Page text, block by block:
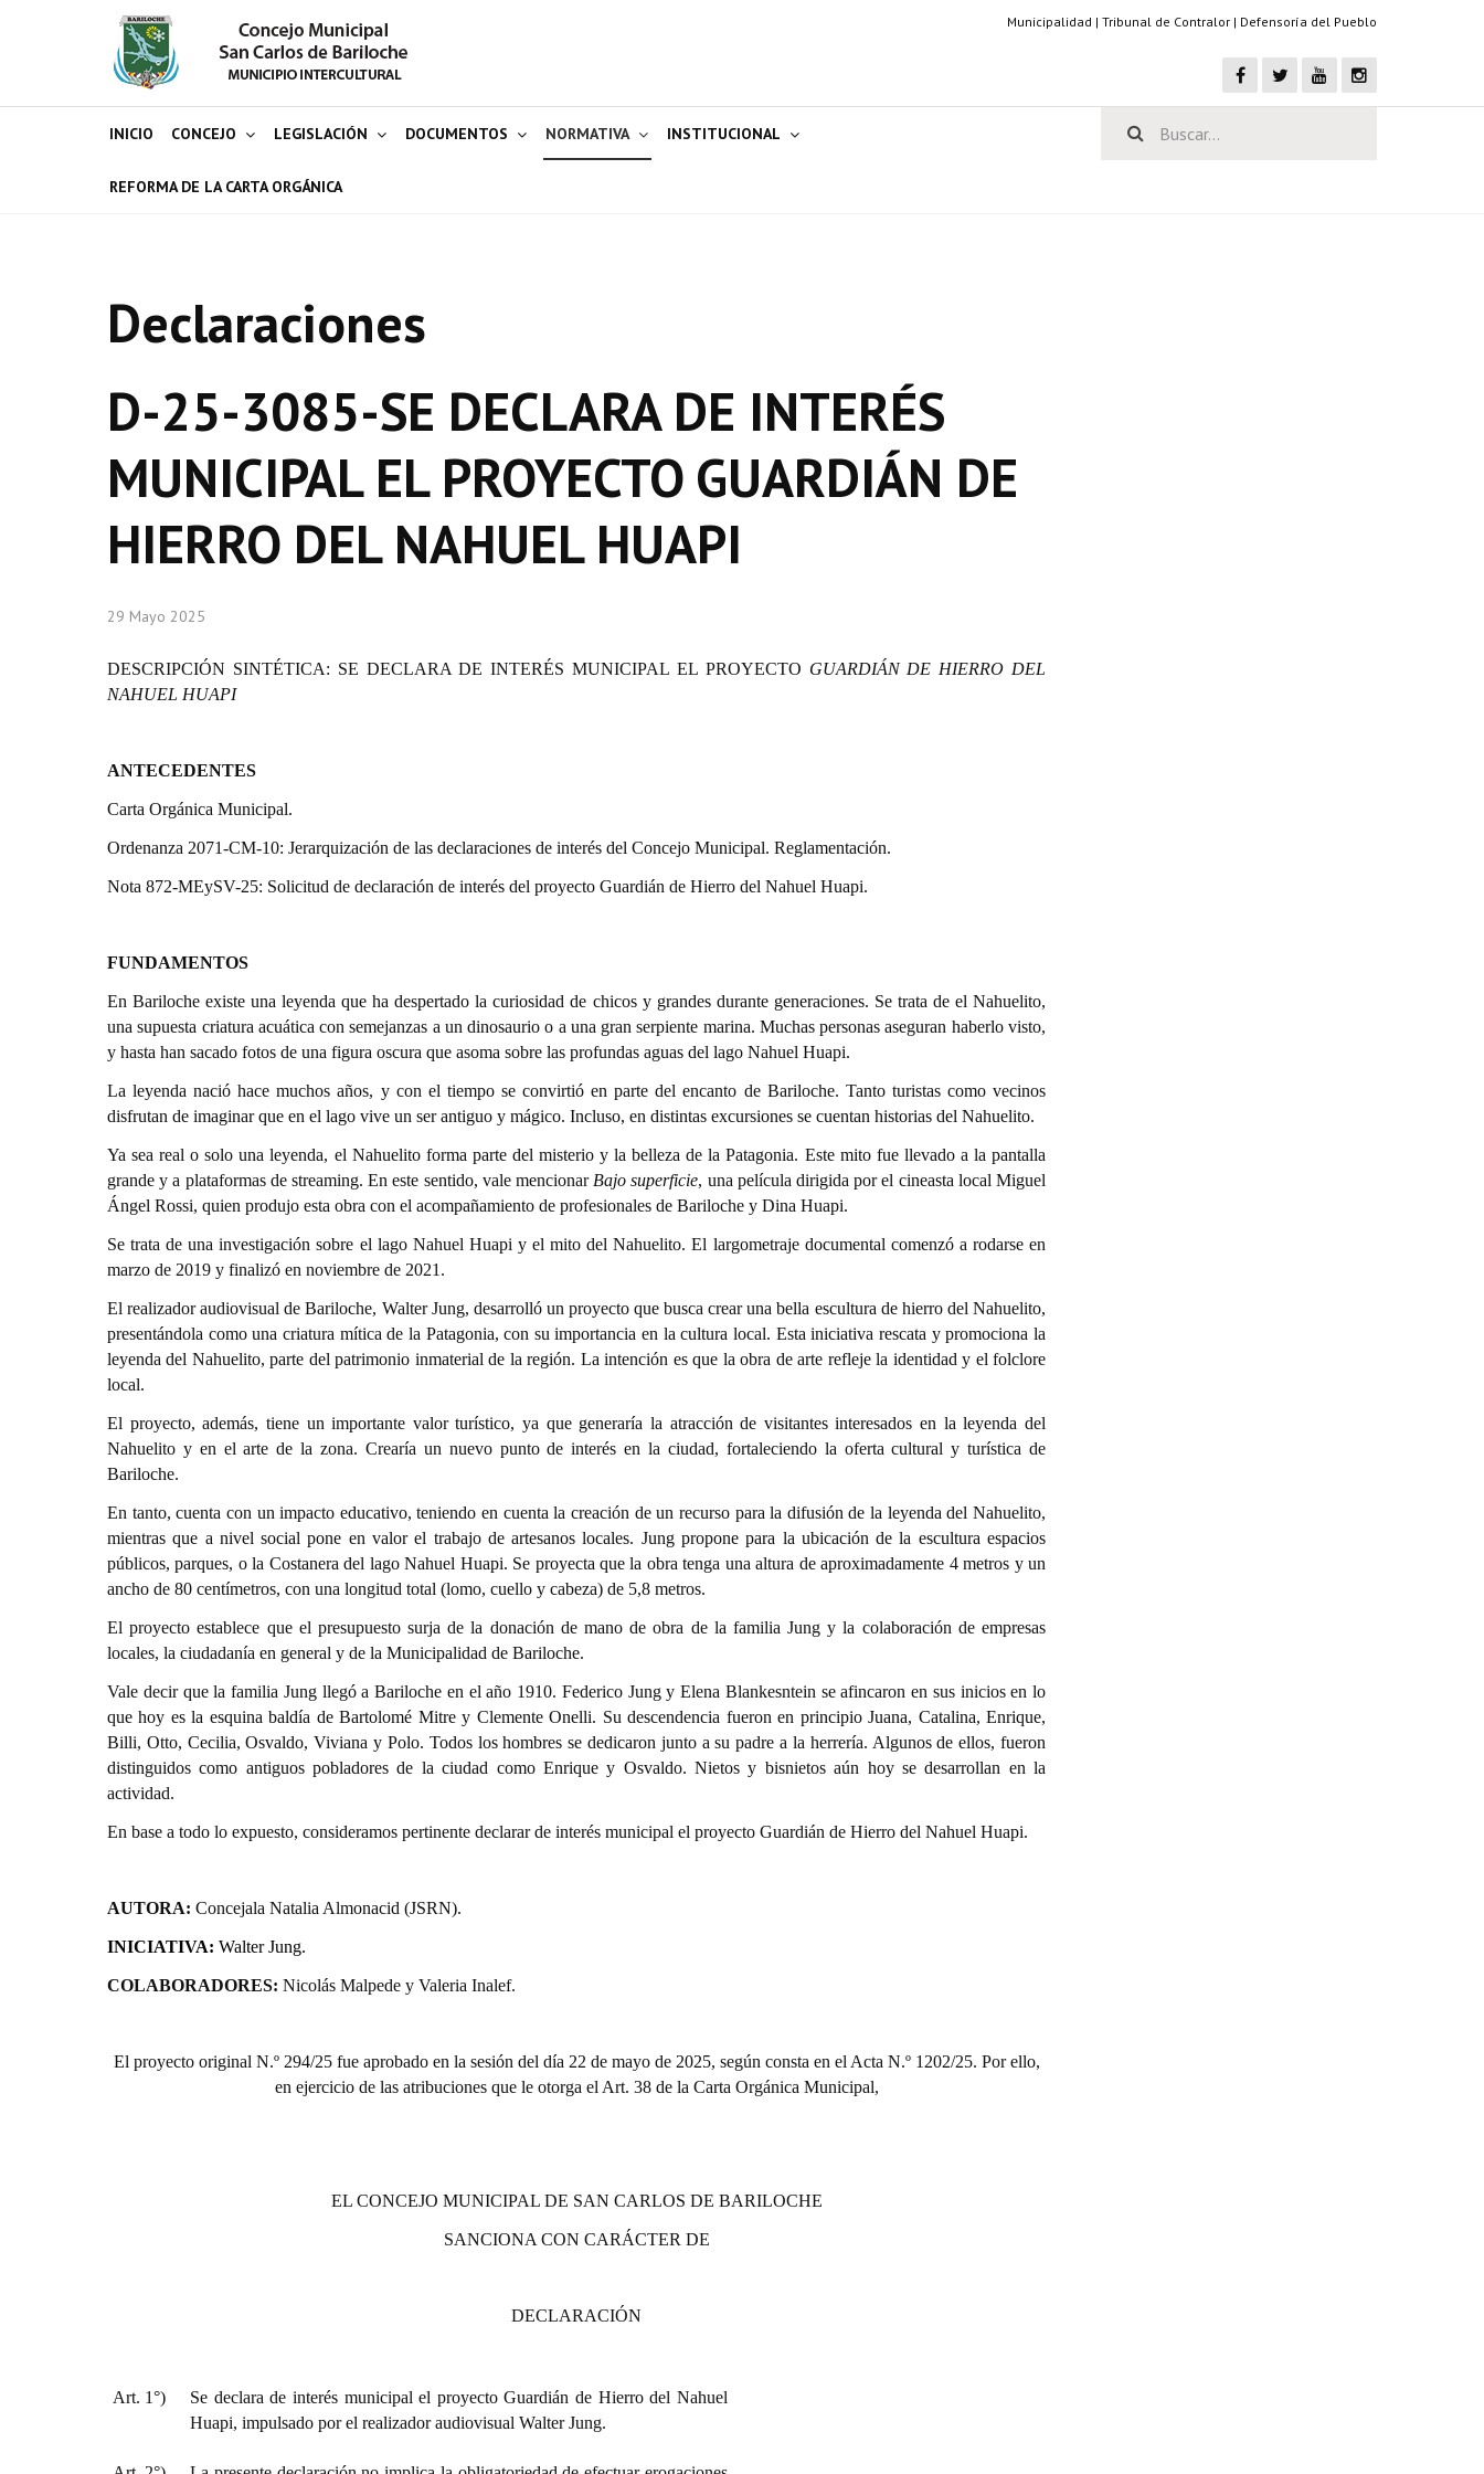
Municipalidad | Tribunal de Contralor | Defensoría del Pueblo
INICIO CONCEJO LEGISLACIÓN DOCUMENTOS NORMATIVA INSTITUCIONAL
REFORMA DE LA CARTA ORGÁNICA
Declaraciones
D-25-3085-SE DECLARA DE INTERÉS
MUNICIPAL EL PROYECTO GUARDIÁN DE
HIERRO DEL NAHUEL HUAPI
29 Mayo 2025
DESCRIPCIÓN SINTÉTICA: SE DECLARA DE INTERÉS MUNICIPAL EL PROYECTO GUARDIÁN DE HIERRO DEL
NAHUEL HUAPI
ANTECEDENTES
Carta Orgánica Municipal.
Ordenanza 2071-CM-10: Jerarquización de las declaraciones de interés del Concejo Municipal. Reglamentación.
Nota 872-MEySV-25: Solicitud de declaración de interés del proyecto Guardián de Hierro del Nahuel Huapi.
FUNDAMENTOS
En Bariloche existe una leyenda que ha despertado la curiosidad de chicos y grandes durante generaciones. Se trata de el Nahuelito,
una supuesta criatura acuática con semejanzas a un dinosaurio o a una gran serpiente marina. Muchas personas aseguran haberlo visto,
y hasta han sacado fotos de una figura oscura que asoma sobre las profundas aguas del lago Nahuel Huapi.
La leyenda nació hace muchos años, y con el tiempo se convirtió en parte del encanto de Bariloche. Tanto turistas como vecinos
disfrutan de imaginar que en el lago vive un ser antiguo y mágico. Incluso, en distintas excursiones se cuentan historias del Nahuelito.
Ya sea real o solo una leyenda, el Nahuelito forma parte del misterio y la belleza de la Patagonia. Este mito fue llevado a la pantalla
grande y a plataformas de streaming. En este sentido, vale mencionar Bajo superficie, una película dirigida por el cineasta local Miguel
Ángel Rossi, quien produjo esta obra con el acompañamiento de profesionales de Bariloche y Dina Huapi.
Se trata de una investigación sobre el lago Nahuel Huapi y el mito del Nahuelito. El largometraje documental comenzó a rodarse en
marzo de 2019 y finalizó en noviembre de 2021.
El realizador audiovisual de Bariloche, Walter Jung, desarrolló un proyecto que busca crear una bella escultura de hierro del Nahuelito,
presentándola como una criatura mítica de la Patagonia, con su importancia en la cultura local. Esta iniciativa rescata y promociona la
leyenda del Nahuelito, parte del patrimonio inmaterial de la región. La intención es que la obra de arte refleje la identidad y el folclore
local.
El proyecto, además, tiene un importante valor turístico, ya que generaría la atracción de visitantes interesados en la leyenda del
Nahuelito y en el arte de la zona. Crearía un nuevo punto de interés en la ciudad, fortaleciendo la oferta cultural y turística de
Bariloche.
En tanto, cuenta con un impacto educativo, teniendo en cuenta la creación de un recurso para la difusión de la leyenda del Nahuelito,
mientras que a nivel social pone en valor el trabajo de artesanos locales. Jung propone para la ubicación de la escultura espacios
públicos, parques, o la Costanera del lago Nahuel Huapi. Se proyecta que la obra tenga una altura de aproximadamente 4 metros y un
ancho de 80 centímetros, con una longitud total (lomo, cuello y cabeza) de 5,8 metros.
El proyecto establece que el presupuesto surja de la donación de mano de obra de la familia Jung y la colaboración de empresas
locales, la ciudadanía en general y de la Municipalidad de Bariloche.
Vale decir que la familia Jung llegó a Bariloche en el año 1910. Federico Jung y Elena Blankesntein se afincaron en sus inicios en lo
que hoy es la esquina baldía de Bartolomé Mitre y Clemente Onelli. Su descendencia fueron en principio Juana, Catalina, Enrique,
Billi, Otto, Cecilia, Osvaldo, Viviana y Polo. Todos los hombres se dedicaron junto a su padre a la herrería. Algunos de ellos, fueron
distinguidos como antiguos pobladores de la ciudad como Enrique y Osvaldo. Nietos y bisnietos aún hoy se desarrollan en la
actividad.
En base a todo lo expuesto, consideramos pertinente declarar de interés municipal el proyecto Guardián de Hierro del Nahuel Huapi.
AUTORA: Concejala Natalia Almonacid (JSRN).
INICIATIVA: Walter Jung.
COLABORADORES: Nicolás Malpede y Valeria Inalef.
El proyecto original N.º 294/25 fue aprobado en la sesión del día 22 de mayo de 2025, según consta en el Acta N.º 1202/25. Por ello,
en ejercicio de las atribuciones que le otorga el Art. 38 de la Carta Orgánica Municipal,
EL CONCEJO MUNICIPAL DE SAN CARLOS DE BARILOCHE
SANCIONA CON CARÁCTER DE
DECLARACIÓN
Art. 1°)
Se declara de interés municipal el proyecto Guardián de Hierro del Nahuel
Huapi, impulsado por el realizador audiovisual Walter Jung.